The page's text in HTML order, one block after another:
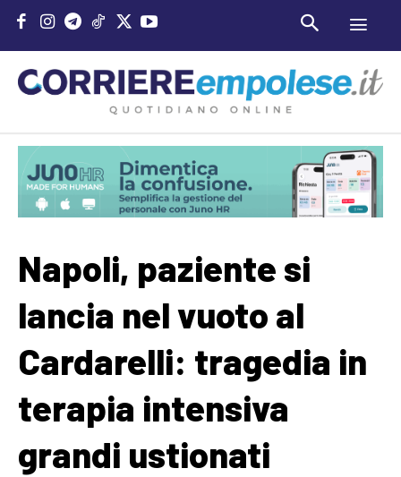
Napoli, paziente si
lancia nel vuoto al
Cardarelli: tragedia in
terapia intensiva
grandi ustionati